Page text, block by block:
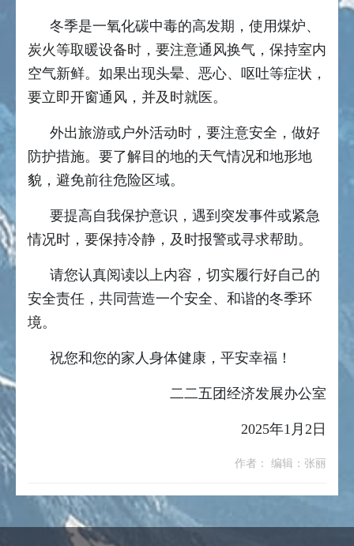
冬季是一氧化碳中毒的高发期，使用煤炉、
炭火等取暖设备时，要注意通风换气，保持室内
空气新鲜。如果出现头晕、恶心、呕吐等症状，
要立即开窗通风，并及时就医。
外出旅游或户外活动时，要注意安全，做好
防护措施。要了解目的地的天气情况和地形地
貌，避免前往危险区域。
要提高自我保护意识，遇到突发事件或紧急
情况时，要保持冷静，及时报警或寻求帮助。
请您认真阅读以上内容，切实履行好自己的
安全责任，共同营造一个安全、和谐的冬季环
境。
祝您和您的家人身体健康，平安幸福！
二二五团经济发展办公室
2025年1月2日
作者： 编辑：张丽